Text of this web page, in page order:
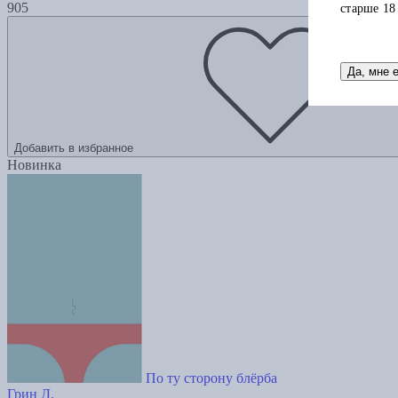
905
Добавить в избранное
Новинка
По ту сторону блёрба
Грин Д.
старше
Да, мне